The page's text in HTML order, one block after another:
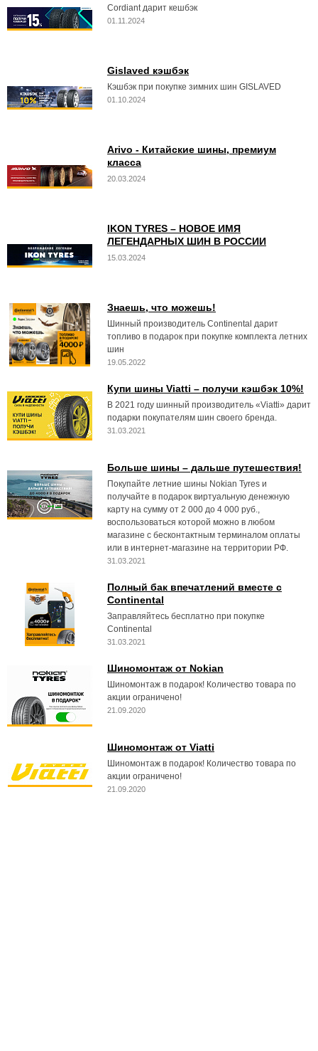
Cordiant дарит кешбэк
01.11.2024
Gislaved кэшбэк
Кэшбэк при покупке зимних шин GISLAVED
01.10.2024
Arivo - Китайские шины, премиум
класса
20.03.2024
IKON TYRES – НОВОЕ ИМЯ
ЛЕГЕНДАРНЫХ ШИН В РОССИИ
15.03.2024
Знаешь, что можешь!
Шинный производитель Continental дарит
топливо в подарок при покупке комплекта летних
шин
19.05.2022
Купи шины Viatti – получи кэшбэк 10%!
В 2021 году шинный производитель «Viatti» дарит
подарки покупателям шин своего бренда.
31.03.2021
Больше шины – дальше путешествия!
Покупайте летние шины Nokian Tyres и
получайте в подарок виртуальную денежную
карту на сумму от 2 000 до 4 000 руб.,
воспользоваться которой можно в любом
магазине c бесконтактным терминалом оплаты
или в интернет-магазине на территории РФ.
31.03.2021
Полный бак впечатлений вместе с
Continental
Заправляйтесь бесплатно при покупке
Continental
31.03.2021
Шиномонтаж от Nokian
Шиномонтаж в подарок! Количество товара по
акции ограничено!
21.09.2020
Шиномонтаж от Viatti
Шиномонтаж в подарок! Количество товара по
акции ограничено!
21.09.2020